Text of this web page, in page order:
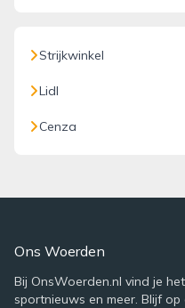
Strijkwinkel
Lidl
Cenza
Ons Woerden
Bij OnsWoerden.nl vind je
sportnieuws en meer. Blijf